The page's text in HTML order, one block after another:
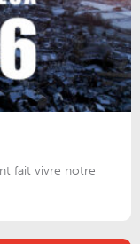
fait vivre notre